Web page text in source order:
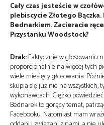
Cały czas jesteście w
plebiscycie Złotego
Bednarkiem. Zacieracie
Przystanku Woodstock?
Drak:Faktycznie w głosowaniu
proporcjonalnie najwięcej tych
wiele miesięcy głosowania.
skupią się już nie na
wykonawcach. Ciężko
Bednarek to gorący temat,
Facebooku. Natomiast mam